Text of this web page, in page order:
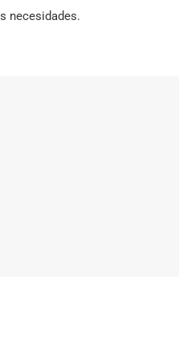
necesidades.